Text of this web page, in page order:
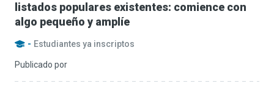
listados populares existentes: comience con
algo pequeño y amplíe
- Estudiantes ya inscriptos
Publicado por